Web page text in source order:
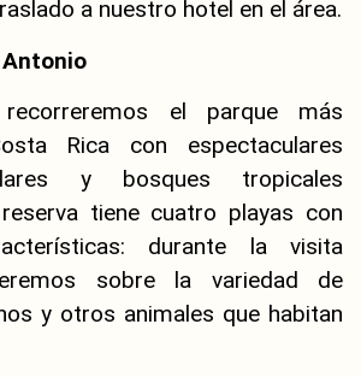
a nuestro hotel en el área.
Antonio
el parque más
Rica con espectaculares
y bosques tropicales
tiene cuatro playas con
durante la visita
sobre la variedad de
y otros animales que habitan